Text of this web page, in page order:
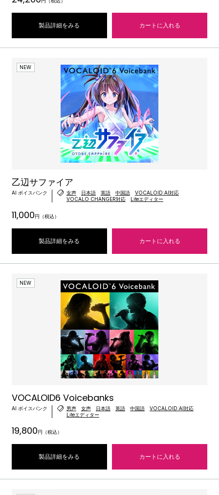
製品詳細をみる カートに入れる
NEW
乙辺サファイア
AI ボイスバンク 女声 日本語 英語 中国語
VOCALOID:AI対応
VOCALO CHANGER対応
Liteエディター
11,000円（税込）
製品詳細をみる カートに入れる
NEW
VOCALOID6 Voicebanks
AI ボイスバンク 男声 女声 日本語 英語 中国語
VOCALOID:AI対応
Liteエディター
19,800円（税込）
製品詳細をみる カートに入れる